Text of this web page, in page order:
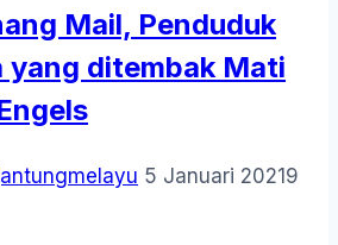
Mail, Penduduk
yang ditembak Mati
5 Januari 20219